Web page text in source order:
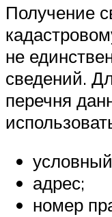
Получение
не
сведений.
перечня
адрес;
номер